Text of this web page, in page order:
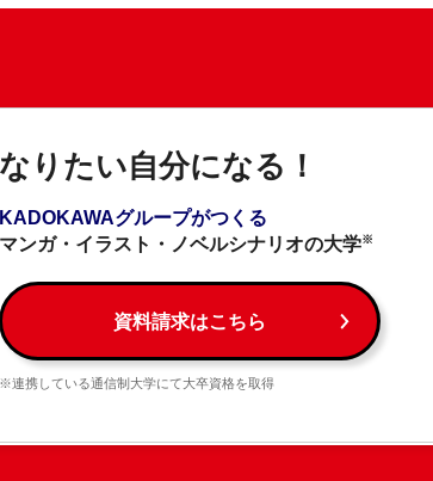
なりたい自分になる！
KADOKAWAグループがつくる
マンガ・イラスト・ノベルシナリオの大学※
資料請求はこちら
※連携している通信制大学にて大卒資格を取得